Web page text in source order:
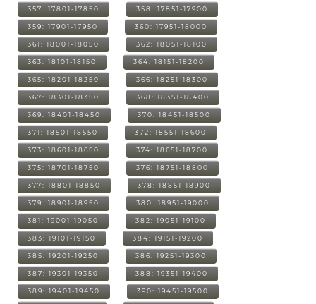
357: 17801-17850 358: 17851-17900
359: 17901-17950 360: 17951-18000
361: 18001-18050 362: 18051-18100
363: 18101-18150 364: 18151-18200
365: 18201-18250 366: 18251-18300
367: 18301-18350 368: 18351-18400
369: 18401-18450 370: 18451-18500
371: 18501-18550 372: 18551-18600
373: 18601-18650 374: 18651-18700
375: 18701-18750 376: 18751-18800
377: 18801-18850 378: 18851-18900
379: 18901-18950 380: 18951-19000
381: 19001-19050 382: 19051-19100
383: 19101-19150 384: 19151-19200
385: 19201-19250 386: 19251-19300
387: 19301-19350 388: 19351-19400
389: 19401-19450 390: 19451-19500